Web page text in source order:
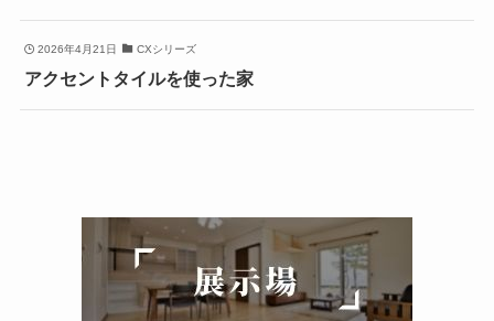
2026年4月21日 CXシリーズ
アクセントタイルを使った家